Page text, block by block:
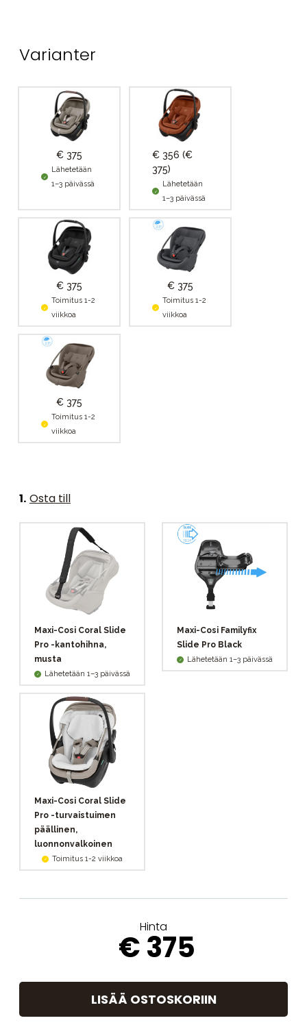
Varianter
€ 375
Lähetetään
1–3 päivässä
€ 356 (€
375)
Lähetetään
1–3 päivässä
€ 375
Toimitus 1-2
viikkoa
€ 375
Toimitus 1-2
viikkoa
€ 375
Toimitus 1-2
viikkoa
1. Osta till
Maxi-Cosi Coral Slide
Pro -kantohihna,
musta
Lähetetään 1–3 päivässä
Maxi-Cosi Familyfix
Slide Pro Black
Lähetetään 1–3 päivässä
Maxi-Cosi Coral Slide
Pro -turvaistuimen
päällinen,
luonnonvalkoinen
Toimitus 1-2 viikkoa
Hinta
€ 375
LISÄÄ OSTOSKORIIN